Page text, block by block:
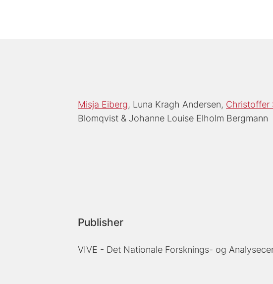
Misja Eiberg Luna Kragh Andersen Christoffer
Blomqvist
Johanne Louise Elholm Bergmann
Publisher
VIVE - Det Nationale Forsknings- og